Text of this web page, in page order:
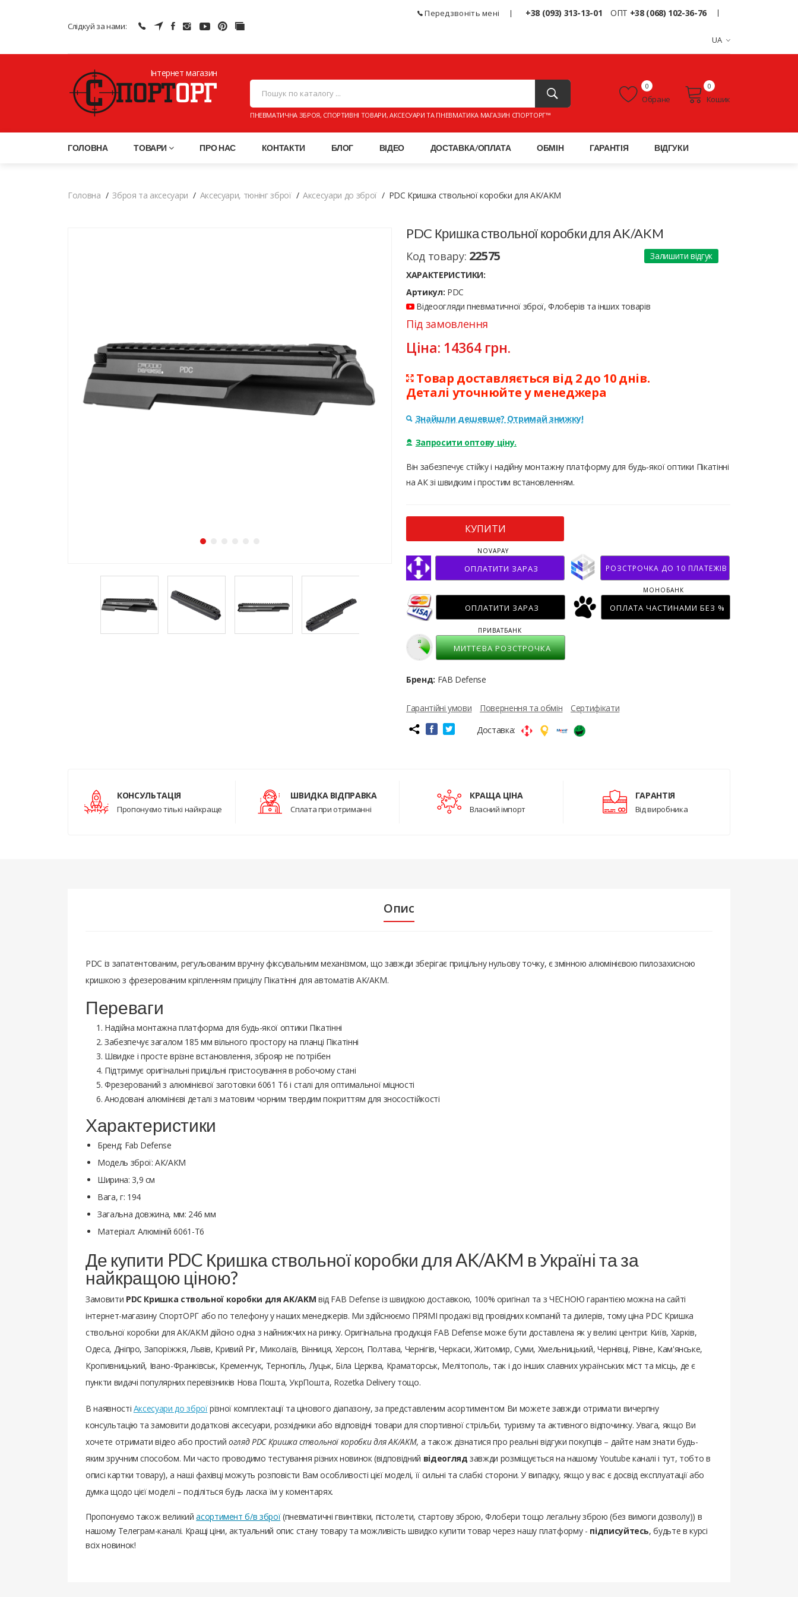
Слідкуй за нами:
Передзвоніть мені +38 (093) 313-13-01 ОПТ +38 (068) 102-36-76
UA
Інтернет магазин
ПНЕВМАТИЧНА ЗБРОЯ, СПОРТИВНІ ТОВАРИ, АКСЕСУАРИ ТА ПНЕВМАТИКА МАГАЗИН СПОРТОРГ™
Обране
0
Кошик
0
ГОЛОВНА ТОВАРИ ПРО НАС КОНТАКТИ БЛОГ ВІДЕО ДОСТАВКА/ОПЛАТА ОБМІН ГАРАНТІЯ ВІДГУКИ
Головна Зброя та аксесуари Аксесуари, тюнінг зброї Аксесуари до зброї PDC Кришка ствольної коробки для AK/AKM
PDC Кришка ствольної коробки для AK/AKM
Код товару: 22575
Залишити відгук
ХАРАКТЕРИСТИКИ:
Артикул: PDC
Відеоогляди пневматичної зброї, Флоберів та інших товарів
Під замовлення
Ціна: 14364грн.
Товар доставляється від 2 до 10 днів.
Деталі уточнюйте у менеджера
Знайшли дешевше? Отримай знижку!
Запросити оптову ціну.
Він забезпечує стійку і надійну монтажну платформу для будь-якої оптики Пікатінні
на АК зі швидким і простим встановленням.
КУПИТИ
ОПЛАТИТИ ЗАРАЗ
NOVAPAY
РОЗСТРОЧКА ДО 10 ПЛАТЕЖІВ
ОПЛАТИТИ ЗАРАЗ ОПЛАТА ЧАСТИНАМИ БЕЗ %
МОНОБАНК
МИТТЄВА РОЗСТРОЧКА
ПРИВАТБАНК
Бренд: FAB Defense
Гарантійні умови Повернення та обмін
Сертифікати
Доставка:
КОНСУЛЬТАЦІЯ
Пропонуємо тількі найкраще
ШВИДКА ВІДПРАВКА
Сплата при отриманні
КРАЩА ЦІНА
Власний імпорт
ГАРАНТІЯ
Від виробника
Опис
PDC із запатентованим, регульованим вручну фіксувальним механізмом, що завжди зберігає прицільну нульову точку, є змінною алюмінієвою пилозахисною
кришкою з фрезерованим кріпленням прицілу Пікатінні для автоматів AK/AKM.
Переваги
Надійна монтажна платформа для будь-якої оптики Пікатінні
Забезпечує загалом 185 мм вільного простору на планці Пікатінні
Швидке і просте врізне встановлення, зброяр не потрібен
Підтримує оригінальні прицільні пристосування в робочому стані
Фрезерований з алюмінієвої заготовки 6061 T6 і сталі для оптимальної міцності
Анодовані алюмінієві деталі з матовим чорним твердим покриттям для зносостійкості
Характеристики
Бренд: Fab Defense
Модель зброї: АК/АКМ
Ширина: 3,9 см
Вага, г: 194
Загальна довжина, мм: 246 мм
Матеріал: Алюміній 6061-T6
Де купити PDC Кришка ствольної коробки для AK/AKM в Україні та за
найкращою ціною?
Замовити PDC Кришка ствольної коробки для AK/AKM від FAB Defense із швидкою доставкою, 100% оригінал та з ЧЕСНОЮ гарантією можна на сайті
інтернет-магазину СпортОРГ або по телефону у наших менеджерів. Ми здійснюємо ПРЯМІ продажі від провідних компаній та дилерів, тому ціна PDC Кришка
ствольної коробки для AK/AKM дійсно одна з найнижчих на ринку. Оригінальна продукція FAB Defense може бути доставлена ​​як у великі центри: Київ, Харків,
Одеса, Дніпро, Запоріжжя, Львів, Кривий Ріг, Миколаїв, Вінниця, Херсон, Полтава, Чернігів, Черкаси, Житомир, Суми, Хмельницький, Чернівці, Рівне, Кам'янське,
Кропивницький, Івано-Франківськ, Кременчук, Тернопіль, Луцьк, Біла Церква, Краматорськ, Мелітополь, так і до інших славних українських міст та місць, де є
пункти видачі популярних перевізників Нова Пошта, УкрПошта, Rozetka Delivery тощо.
В наявності Аксесуари до зброїрізної комплектації та цінового діапазону, за представленим асортиментом Ви можете завжди отримати вичерпну
консультацію та замовити додаткові аксесуари, розхідники або відповідні товари для спортивної стрільби, туризму та активного відпочинку. Увага, якщо Ви
хочете отримати відео або простийогляд PDC Кришка ствольної коробки для AK/AKM, а також дізнатися про реальні відгуки покупців – дайте нам знати будь-
яким зручним способом. Ми часто проводимо тестування різних новинок (відповідний відеогляд завжди розміщується на нашому Youtube каналі і тут, тобто в
описі картки товару), а наші фахівці можуть розповісти Вам особливості цієї моделі, її сильні та слабкі сторони. У випадку, якщо у вас є досвід експлуатації або
думка щодо цієї моделі – поділіться будь ласка їм у коментарях.
Пропонуємо також великийасортимент б/в зброї(пневматичні гвинтівки, пістолети, стартову зброю, Флобери тощо легальну зброю (без вимоги дозволу)) в
нашому Телеграм-каналі. Кращі ціни, актуальний опис стану товару та можливість швидко купити товар через нашу платформу - підписуйтесь, будьте в курсі
всіх новинок!